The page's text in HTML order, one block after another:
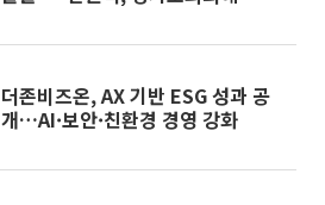
더존비즈온, AX 기반 ESG 성과 공
개…AI·보안·친환경 경영 강화